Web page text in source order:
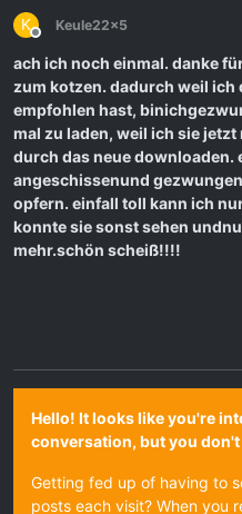
K
Offline
Keule22x5
ach ich noch einmal. danke
zum kotzen. dadurch weil ich
empfohlen hast,
mal zu laden, weil ich sie
durch das neue downloaden.
angeschissenund
opfern. einfall toll kann ich
konnte sie sonst sehen
mehr.schön scheiß!!!!
Hello! It looks like you're
conversation, but you don't
Getting fed up of having to
posts each visit? When you